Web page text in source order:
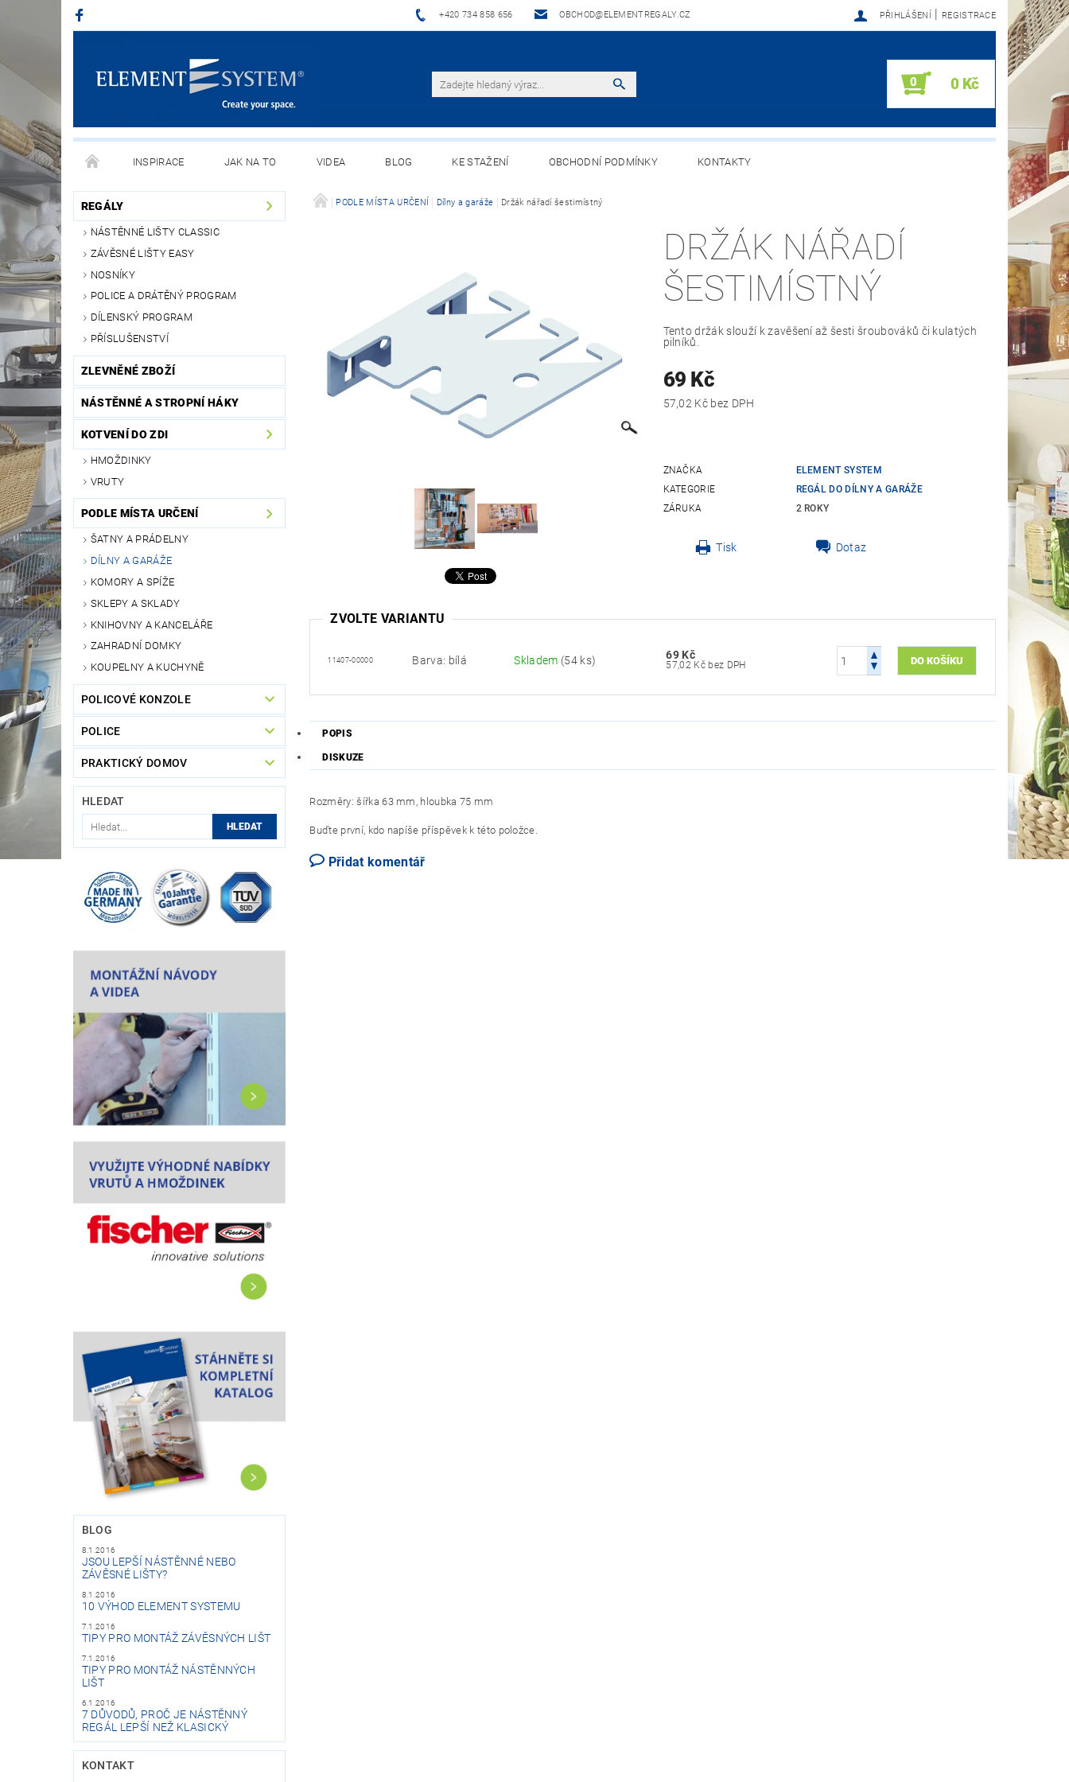
+420 734 858 656 OBCHOD@ELEMENTREGALY.CZ PŘIHLÁŠENÍ | REGISTRACE
0 0 Kč
INSPIRACE JAK NA TO VIDEA BLOG KE STAŽENÍ OBCHODNÍ PODMÍNKY KONTAKTY
REGÁLY
NÁSTĚNNÉ LIŠTY CLASSIC
ZÁVĚSNÉ LIŠTY EASY
NOSNÍKY
POLICE A DRÁTĚNÝ PROGRAM
DÍLENSKÝ PROGRAM
PŘÍSLUŠENSTVÍ
ZLEVNĚNÉ ZBOŽÍ
NÁSTĚNNÉ A STROPNÍ HÁKY
KOTVENÍ DO ZDI
HMOŽDINKY
VRUTY
PODLE MÍSTA URČENÍ
ŠATNY A PRÁDELNY
DÍLNY A GARÁŽE
KOMORY A SPÍŽE
SKLEPY A SKLADY
KNIHOVNY A KANCELÁŘE
ZAHRADNÍ DOMKY
KOUPELNY A KUCHYNĚ
POLICOVÉ KONZOLE
POLICE
PRAKTICKÝ DOMOV
HLEDAT
BLOG
8.1.2016
JSOU LEPŠÍ NÁSTĚNNÉ NEBO
ZÁVĚSNÉ LIŠTY?
8.1.2016
10 VÝHOD ELEMENT SYSTEMU
7.1.2016
TIPY PRO MONTÁŽ ZÁVĚSNÝCH LIŠT
7.1.2016
TIPY PRO MONTÁŽ NÁSTĚNNÝCH
LIŠT
6.1.2016
7 DŮVODŮ, PROČ JE NÁSTĚNNÝ
REGÁL LEPŠÍ NEŽ KLASICKÝ
KONTAKT
PODLE MÍSTA URČENÍ Dílny a garáže Držák nářadí šestimístný
DRŽÁK NÁŘADÍ
ŠESTIMÍSTNÝ
Tento držák slouží k zavěšení až šesti šroubováků či kulatých
pilníků.
69 Kč
57,02 Kč bez DPH
ZNAČKA
ELEMENT SYSTEM
KATEGORIE
REGÁL DO DÍLNY A GARÁŽE
ZÁRUKA
2 ROKY
Tisk Dotaz
ZVOLTE VARIANTU
11407-00000 Barva: bílá Skladem (54 ks) 69 Kč
57,02 Kč bez DPH
POPIS
DISKUZE
Rozměry: šířka 63 mm, hloubka 75 mm
Buďte první, kdo napíše příspěvek k této položce.
Přidat komentář